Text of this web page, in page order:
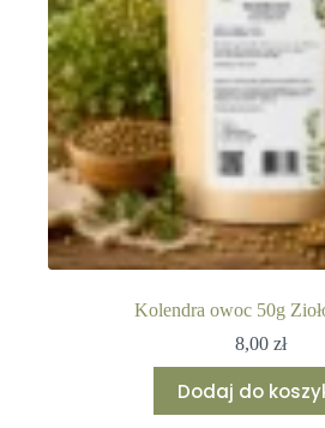
Kolendra owoc 50g
8,00 zł
Dodaj do